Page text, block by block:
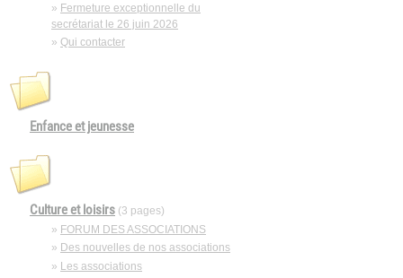
» Fermeture exceptionnelle du
secrétariat le 26 juin 2026
» Qui contacter
Enfance et jeunesse
Culture et loisirs (3 pages)
» FORUM DES ASSOCIATIONS
» Des nouvelles de nos associations
» Les associations